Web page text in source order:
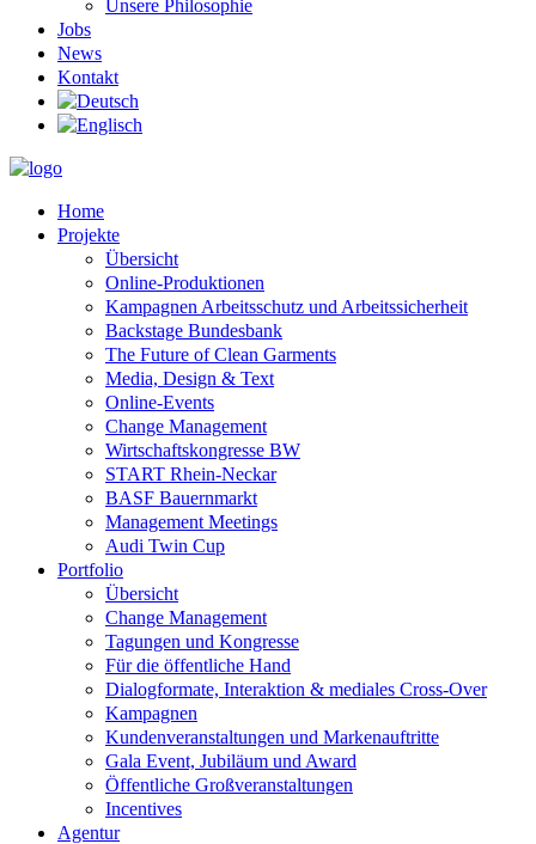
Unsere Philosophie
Jobs
News
Kontakt
Home
Projekte
Übersicht
Online-Produktionen
Kampagnen Arbeitsschutz und Arbeitssicherheit
Backstage Bundesbank
The Future of Clean Garments
Media, Design & Text
Online-Events
Change Management
Wirtschaftskongresse BW
START Rhein-Neckar
BASF Bauernmarkt
Management Meetings
Audi Twin Cup
Portfolio
Übersicht
Change Management
Tagungen und Kongresse
Für die öffentliche Hand
Dialogformate, Interaktion & mediales Cross-Over
Kampagnen
Kundenveranstaltungen und Markenauftritte
Gala Event, Jubiläum und Award
Öffentliche Großveranstaltungen
Incentives
Agentur